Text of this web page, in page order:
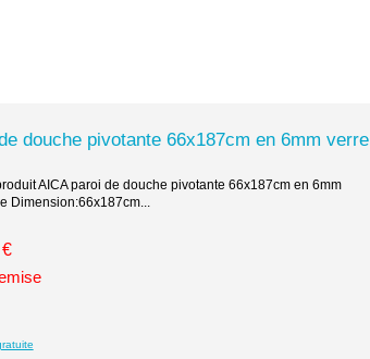
douche pivotante 66x187cm en 6mm verre
AICA paroi de douche pivotante 66x187cm en 6mm
Dimension:66x187cm...